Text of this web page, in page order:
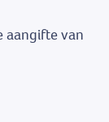
aangifte van